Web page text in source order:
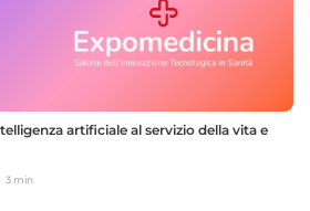
artificiale al servizio della vita e
3 min